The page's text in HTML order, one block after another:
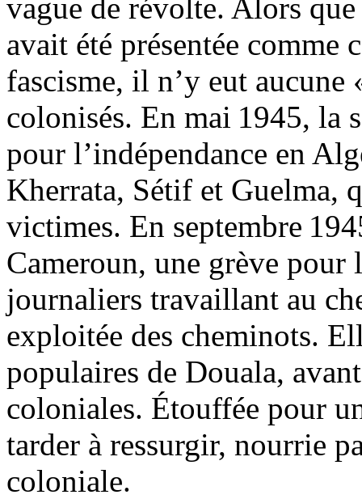
vague de révolte. Alors
avait été présentée comme
fascisme, il n’y eut
colonisés. En mai 1945, la
pour l’indépendance en
Kherrata, Sétif et Guelma,
victimes. En septembre
Cameroun, une grève pour
journaliers travaillant au
exploitée des cheminots.
populaires de Douala,
coloniales. Étouffée pour
tarder à ressurgir, nourrie
coloniale.